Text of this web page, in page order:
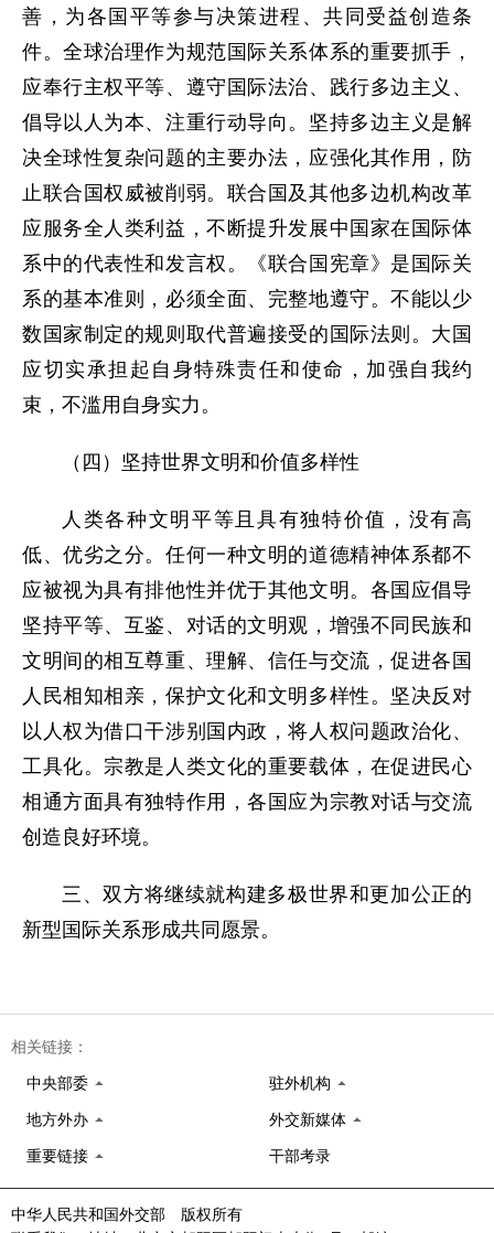
善，为各国平等参与决策进程、共同受益创造条
件。全球治理作为规范国际关系体系的重要抓手，
应奉行主权平等、遵守国际法治、践行多边主义、
倡导以人为本、注重行动导向。坚持多边主义是解
决全球性复杂问题的主要办法，应强化其作用，防
止联合国权威被削弱。联合国及其他多边机构改革
应服务全人类利益，不断提升发展中国家在国际体
系中的代表性和发言权。《联合国宪章》是国际关
系的基本准则，必须全面、完整地遵守。不能以少
数国家制定的规则取代普遍接受的国际法则。大国
应切实承担起自身特殊责任和使命，加强自我约
束，不滥用自身实力。
（四）坚持世界文明和价值多样性
人类各种文明平等且具有独特价值，没有高
低、优劣之分。任何一种文明的道德精神体系都不
应被视为具有排他性并优于其他文明。各国应倡导
坚持平等、互鉴、对话的文明观，增强不同民族和
文明间的相互尊重、理解、信任与交流，促进各国
人民相知相亲，保护文化和文明多样性。坚决反对
以人权为借口干涉别国内政，将人权问题政治化、
工具化。宗教是人类文化的重要载体，在促进民心
相通方面具有独特作用，各国应为宗教对话与交流
创造良好环境。
三、双方将继续就构建多极世界和更加公正的
新型国际关系形成共同愿景。
相关链接：
中央部委 驻外机构
地方外办 外交新媒体
重要链接 干部考录
中华人民共和国外交部 版权所有